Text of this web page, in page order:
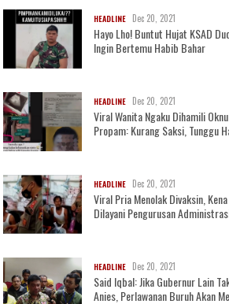
HEADLINE Dec 20, 2021
Hayo Lho! Buntut Hujat KSAD
Ingin Bertemu Habib Bahar
HEADLINE Dec 20, 2021
Viral Wanita Ngaku Dihamili
Propam: Kurang Saksi, Tunggu
HEADLINE Dec 20, 2021
Viral Pria Menolak Divaksin,
Dilayani Pengurusan
HEADLINE Dec 20, 2021
Said Iqbal: Jika Gubernur Lain
Anies, Perlawanan Buruh Akan